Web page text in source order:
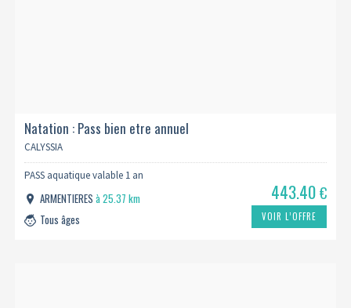
Natation : Pass bien etre annuel
CALYSSIA
PASS aquatique valable 1 an
ARMENTIERESà 25.37 km
Tous âges
443.40€
VOIR L’OFFRE